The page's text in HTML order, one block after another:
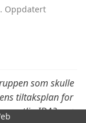
Oppdatert
som skulle
tiltaksplan for
IDA? spør